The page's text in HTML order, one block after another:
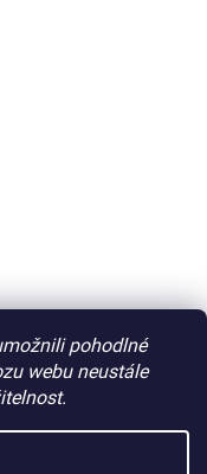
pohodlné
webu neustále